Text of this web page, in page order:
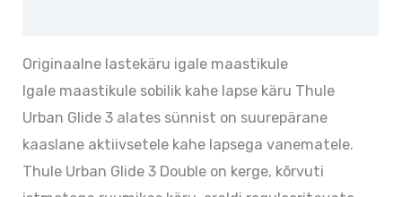
Originaalne lastekäru igale maastikule
Igale maastikule sobilik kahe lapse käru Thule
Urban Glide 3 alates sünnist on suurepärane
kaaslane aktiivsetele kahe lapsega vanematele.
Thule Urban Glide 3 Double on kerge, kõrvuti